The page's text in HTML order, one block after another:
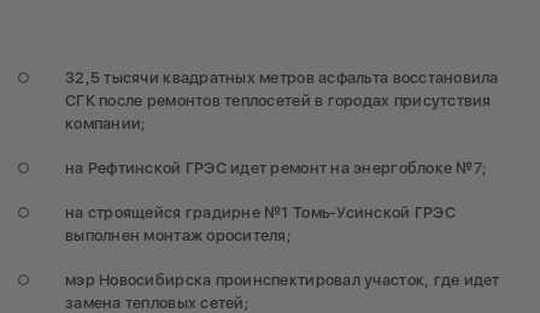
32,5 тысячи квадратных метров асфальта восстановила
СГК после ремонтов теплосетей в городах присутствия
компании;
на Рефтинской ГРЭС идет ремонт на энергоблоке №7;
на строящейся градирне №1 Томь-Усинской ГРЭС
выполнен монтаж оросителя;
мэр Новосибирска проинспектировал участок, где идет
замена тепловых сетей;